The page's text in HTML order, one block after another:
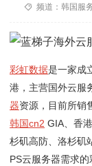
频道： 韩国服
彩虹数据是一家成
港，主营国外云服
器资源，目前所销
韩国cn2 GIA、香
杉矶高防、洛杉矶
PS云服务器需求的